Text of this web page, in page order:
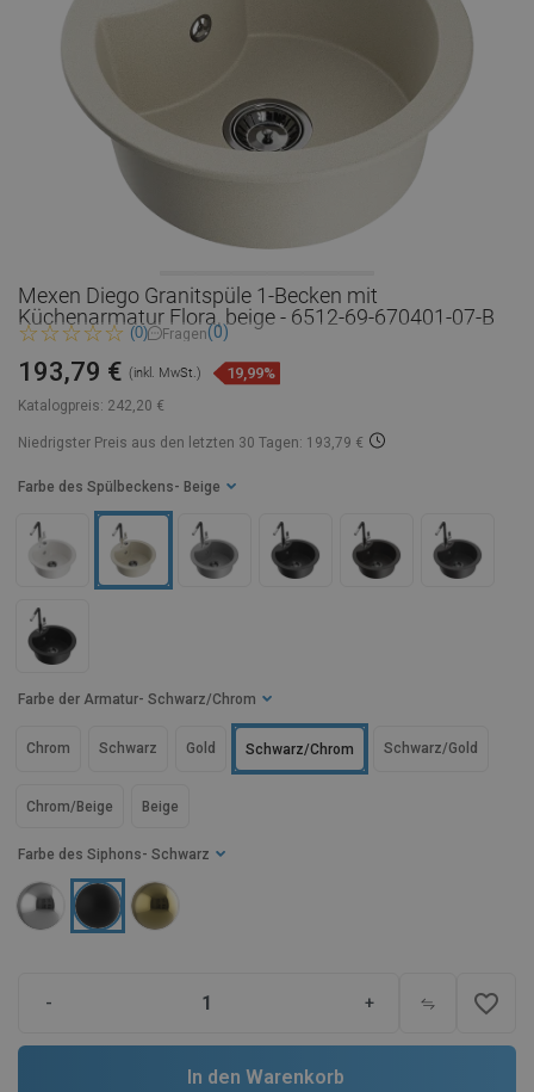
Mexen Diego Granitspüle 1-Becken mit
Küchenarmatur Flora, beige - 6512-69-670401-07-B
(0) Fragen(0)
Katalogpreis: 242,20 €
193,79 € (inkl. MwSt.) 19,99%
Niedrigster Preis aus den letzten 30 Tagen: 193,79 €
Farbe des Siphons - Schwarz
Farbe des Spülbeckens - Beige
Farbe der Armatur - Schwarz/Chrom
Gold
Beige
Chrom Schwarz
Chrom/Beige
Schwarz/Gold
Schwarz/Chrom
- + favorite_border
In den Warenkorb